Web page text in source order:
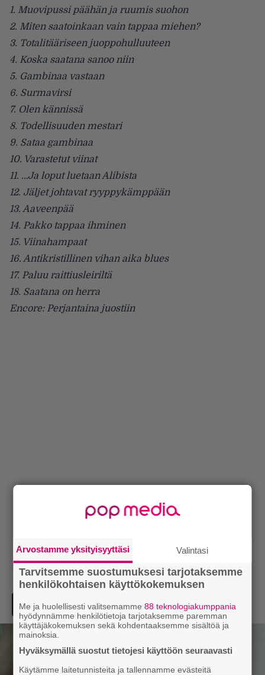
1. Muovipussi päähän ja ruumis suohon
2. Miten saatoinkaan vain tappaa miehen?
3. Totalitääriseen juoppohulluuteen
4. Koska saatana sanoo niin
5. Gambinaa vastaan
6. Surmavirsi
7. Olen kännissä
8. Todellisuuden mestari
9. Sataa gambinaa
10. Varastetut viinat
11. …Ja loput luetaan Alibista
12. Jäljet johtavat ryyppykämppään
13. Aaveenpää
14. Pakko tappaa ihminen
15. Viinahampaat
16. Antikristillinen vihan aika blues
17. Paluu raittiusleiriltä
18. Saatana on herra
Encore: Perjantaina juostiin
Arvostamme yksityisyyttäsi Valintasi
Tarvitsemme suostumuksesi tarjotaksemme
henkilökohtaisen käyttökokemuksen
Me ja huolellisesti valitsemamme88 teknologiakumppania
hyödynnämme henkilötietoja tarjotaksemme paremman
käyttäjäkokemuksen sekä kohdentaaksemme sisältöä ja
mainoksia.
Hyväksymällä suostut tietojesi käyttöön seuraavasti
Käytämme laitetunnisteita ja tallennamme evästeitä